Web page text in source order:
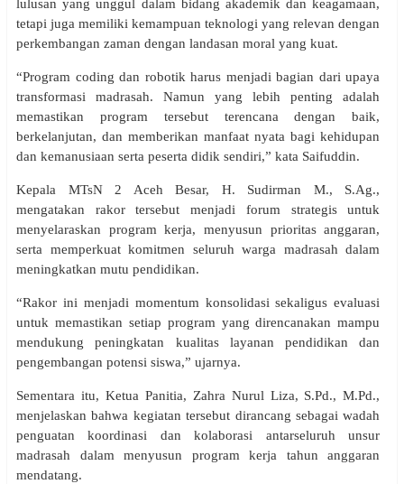
lulusan yang unggul dalam bidang akademik dan keagamaan,
tetapi juga memiliki kemampuan teknologi yang relevan dengan
perkembangan zaman dengan landasan moral yang kuat.
“Program coding dan robotik harus menjadi bagian dari upaya
transformasi madrasah. Namun yang lebih penting adalah
memastikan program tersebut terencana dengan baik,
berkelanjutan, dan memberikan manfaat nyata bagi kehidupan
dan kemanusiaan serta peserta didik sendiri,” kata Saifuddin.
Kepala MTsN 2 Aceh Besar, H. Sudirman M., S.Ag.,
mengatakan rakor tersebut menjadi forum strategis untuk
menyelaraskan program kerja, menyusun prioritas anggaran,
serta memperkuat komitmen seluruh warga madrasah dalam
meningkatkan mutu pendidikan.
“Rakor ini menjadi momentum konsolidasi sekaligus evaluasi
untuk memastikan setiap program yang direncanakan mampu
mendukung peningkatan kualitas layanan pendidikan dan
pengembangan potensi siswa,” ujarnya.
Sementara itu, Ketua Panitia, Zahra Nurul Liza, S.Pd., M.Pd.,
menjelaskan bahwa kegiatan tersebut dirancang sebagai wadah
penguatan koordinasi dan kolaborasi antarseluruh unsur
madrasah dalam menyusun program kerja tahun anggaran
mendatang.